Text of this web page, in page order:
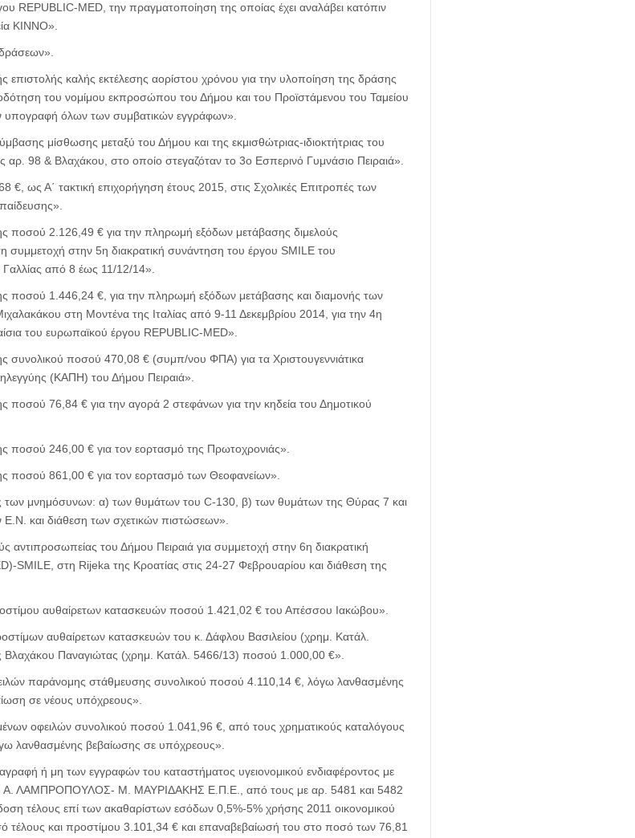
REPUBLIC-MED, την πραγματοποίηση της οποίας έχει αναλάβει κατόπιν
ΚΙΝΝΟ».
καλής εκτέλεσης αορίστου χρόνου για την υλοποίηση της δράσης
του νομίμου εκπροσώπου του Δήμου και του Προϊστάμενου του Ταμείου
όλων των συμβατικών εγγράφων».
μίσθωσης μεταξύ του Δήμου και της εκμισθώτριας-ιδιοκτήτριας του
98 & Βλαχάκου, στο οποίο στεγαζόταν το 3ο Εσπερινό Γυμνάσιο Πειραιά».
ως Α΄ τακτική επιχορήγηση έτους 2015, στις Σχολικές Επιτροπές των
2.126,49 € για την πληρωμή εξόδων μετάβασης διμελούς
συμμετοχή στην 5η διακρατική συνάντηση του έργου SMILE του
από 8 έως 11/12/14».
1.446,24 €, για την πληρωμή εξόδων μετάβασης και διαμονής των
στη Μοντένα της Ιταλίας από 9-11 Δεκεμβρίου 2014, για την 4η
του ευρωπαϊκού έργου REPUBLIC-MED».
ποσού 470,08 € (συμπ/νου ΦΠΑ) για τα Χριστουγεννιάτικα
(ΚΑΠΗ) του Δήμου Πειραιά».
76,84 € για την αγορά 2 στεφάνων για την κηδεία του Δημοτικού
246,00 € για τον εορτασμό της Πρωτοχρονιάς».
ποσού 861,00 € για τον εορτασμό των Θεοφανείων».
μνημόσυνων: α) των θυμάτων του C-130, β) των θυμάτων της Θύρας 7 και
και διάθεση των σχετικών πιστώσεων».
του Δήμου Πειραιά για συμμετοχή στην 6η διακρατική
στη Rijeka της Κροατίας στις 24-27 Φεβρουαρίου και διάθεση της
αυθαίρετων κατασκευών ποσού 1.421,02 € του Απέσσου Ιακώβου».
αυθαίρετων κατασκευών του κ. Δάφλου Βασιλείου (χρημ. Κατάλ.
Παναγιώτας (χρημ. Κατάλ. 5466/13) ποσού 1.000,00 €».
παράνομης στάθμευσης συνολικού ποσού 4.110,14 €, λόγω λανθασμένης
σε νέους υπόχρεους».
οφειλών συνολικού ποσού 1.041,96 €, από τους χρηματικούς καταλόγους
λανθασμένης βεβαίωσης σε υπόχρεους».
ή μη των εγγραφών του καταστήματος υγειονομικού ενδιαφέροντος με
ΛΑΜΠΡΟΠΟΥΛΟΣ- Μ. ΜΑΥΡΙΔΑΚΗΣ Ε.Π.Ε., από τους με αρ. 5481 και 5482
τέλους επί των ακαθαρίστων εσόδων 0,5%-5% χρήσης 2011 οικονομικού
τέλους και προστίμου 3.101,34 € και επαναβεβαίωσή του στο ποσό των 76,81